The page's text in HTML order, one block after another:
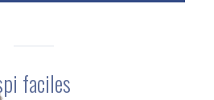
faciles